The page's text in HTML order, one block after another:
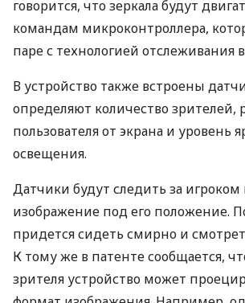
говорится, что зеркала будут
командам микроконтроллера,
паре с технологией отслеживания
В устройство также встроены
определяют количество зрителей,
пользователя от экрана и уровень
освещения.
Датчики будут следить за игроком
изображение под его положение.
придется сидеть смирно и
К тому же в патенте сообщается,
зрителя устройство может